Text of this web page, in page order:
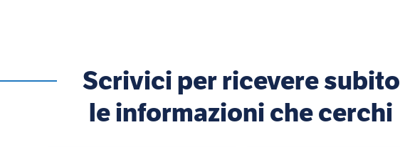
Scrivici per ricevere subito
le informazioni che cerchi